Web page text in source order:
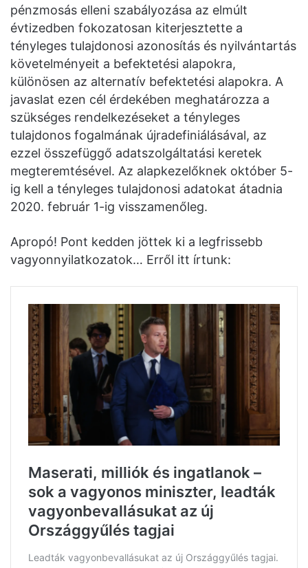
pénzmosás elleni szabályozása az elmúlt
évtizedben fokozatosan kiterjesztette a
tényleges tulajdonosi azonosítás és nyilvántartás
követelményeit a befektetési alapokra,
különösen az alternatív befektetési alapokra. A
javaslat ezen cél érdekében meghatározza a
szükséges rendelkezéseket a tényleges
tulajdonos fogalmának újradefiniálásával, az
ezzel összefüggő adatszolgáltatási keretek
megteremtésével. Az alapkezelőknek október 5-
ig kell a tényleges tulajdonosi adatokat átadnia
2020. február 1-ig visszamenőleg.
Apropó! Pont kedden jöttek ki a legfrissebb
vagyonnyilatkozatok… Erről itt írtunk: